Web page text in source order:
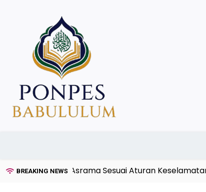
BREAKING NEWS
Kebakaran Asrama Sesuai Aturan Keselamatan